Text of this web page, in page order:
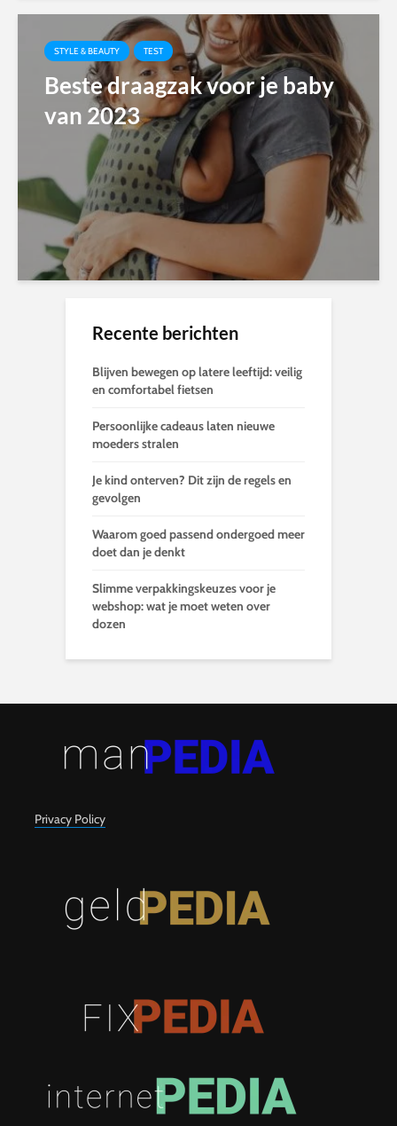
STYLE & BEAUTY TEST
Beste draagzak voor je baby
van 2023
Recente berichten
Blijven bewegen op latere leeftijd: veilig
en comfortabel fietsen
Persoonlijke cadeaus laten nieuwe
moeders stralen
Je kind onterven? Dit zijn de regels en
gevolgen
Waarom goed passend ondergoed meer
doet dan je denkt
Slimme verpakkingskeuzes voor je
webshop: wat je moet weten over
dozen
Privacy Policy